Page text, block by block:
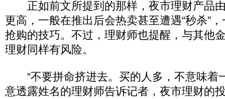
正如前文所提到的那样，夜市理财产品
更高，一般在推出后会热卖甚至遭遇“秒杀”
抢购的技巧。不过，理财师也提醒，与其他
理财同样有风险。
“不要拼命挤进去。买的人多，不意味着
意透露姓名的理财师告诉记者，夜市理财的